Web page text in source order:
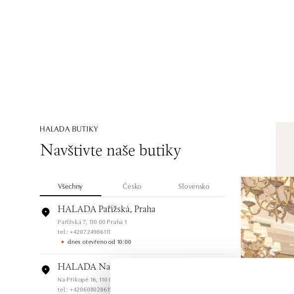
HALADA BUTIKY
Navštivte naše butiky
Všechny Česko Slovensko
HALADA Pařížská, Praha
Pařížská 7, 110 00 Praha 1
tel.: +420724986111
dnes otevřeno od 10:00
HALADA Na Příkopě, Praha
Na Příkopě 16, 110 00 Praha 1
tel.: +420608028615